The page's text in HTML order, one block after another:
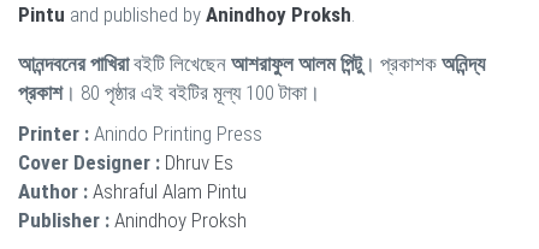
Pintu and published by Anindhoy Proksh
আনন্দবনের পাখিরাবইটি লিখেছেন আশরাফুল আলম পিন্টু। প্রকাশক অনিন্দ্য
প্রকাশ। 80 পৃষ্ঠার এই বইটির মূল্য 100 টাকা।
Printer : Anindo Printing Press
Cover Designer : Dhruv Es
Author : Ashraful Alam Pintu
Publisher : Anindhoy Proksh